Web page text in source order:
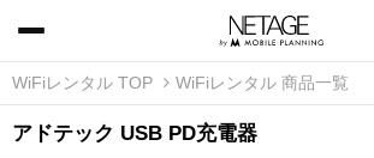
WiFiレンタル TOP WiFiレンタル 商品一覧
アドテック USB PD充電器